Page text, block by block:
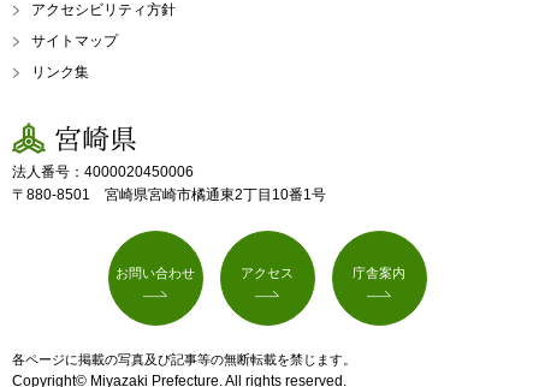
アクセシビリティ方針
サイトマップ
リンク集
宮崎県
法人番号：4000020450006
〒880-8501 宮崎県宮崎市橘通東2丁目10番1号
お問い合わせ アクセス 庁舎案内
各ページに掲載の写真及び記事等の無断転載を禁じます。
Copyright© Miyazaki Prefecture. All rights reserved.